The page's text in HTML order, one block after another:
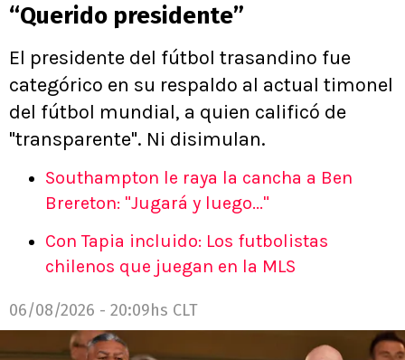
“Querido presidente”
El presidente del fútbol trasandino fue
categórico en su respaldo al actual timonel
del fútbol mundial, a quien calificó de
"transparente". Ni disimulan.
Southampton le raya la cancha a Ben
Brereton: "Jugará y luego..."
Con Tapia incluido: Los futbolistas
chilenos que juegan en la MLS
06/08/2026 - 20:09hs CLT